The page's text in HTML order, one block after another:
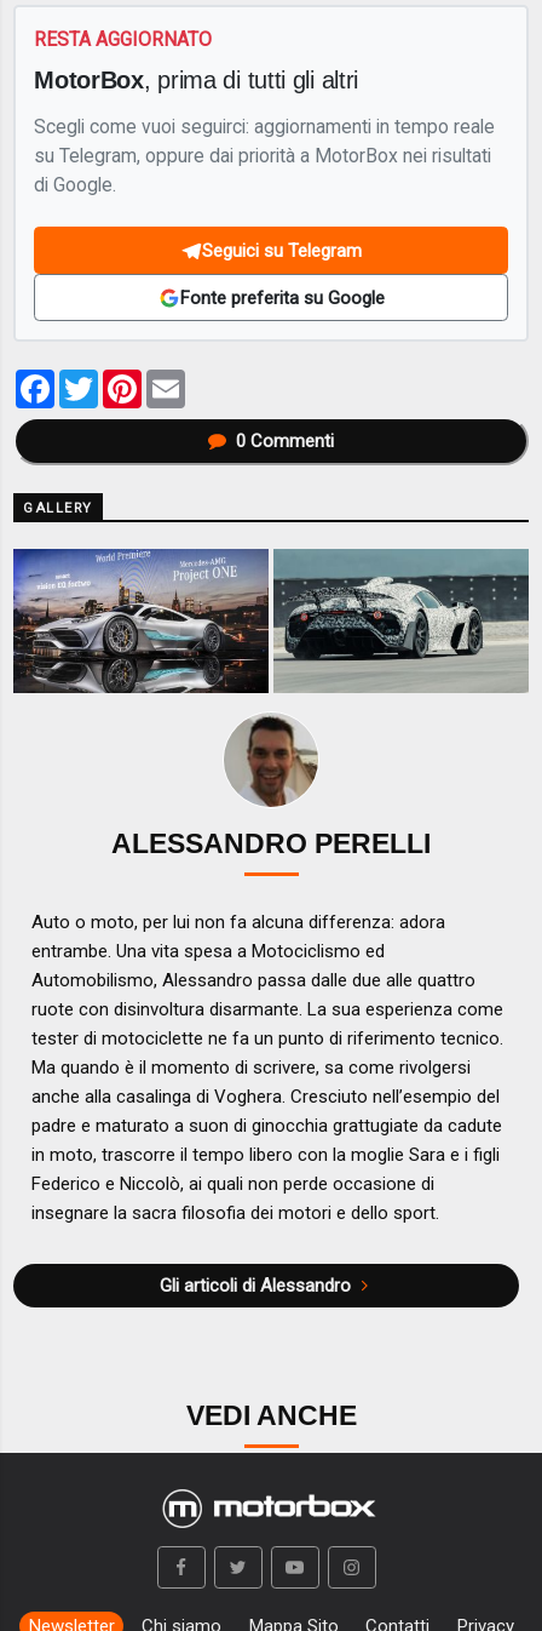
RESTA AGGIORNATO
MotorBox, prima di tutti gli altri
Scegli come vuoi seguirci: aggiornamenti in tempo reale
su Telegram, oppure dai priorità a MotorBox nei risultati
di Google.
Seguici su Telegram
Fonte preferita su Google
Facebook
TwitterPinterest
0Commenti
GALLERY
ALESSANDRO PERELLI
Auto o moto, per lui non fa alcuna differenza: adora
entrambe. Una vita spesa a Motociclismo ed
Automobilismo, Alessandro passa dalle due alle quattro
ruote con disinvoltura disarmante. La sua esperienza come
tester di motociclette ne fa un punto di riferimento tecnico.
Ma quando è il momento di scrivere, sa come rivolgersi
anche alla casalinga di Voghera. Cresciuto nell’esempio del
padre e maturato a suon di ginocchia grattugiate da cadute
in moto, trascorre il tempo libero con la moglie Sara e i figli
Federico e Niccolò, ai quali non perde occasione di
insegnare la sacra filosofia dei motori e dello sport.
Gli articoli di Alessandro
VEDI ANCHE
Newsletter Chi siamo Mappa Sito Contatti Privacy